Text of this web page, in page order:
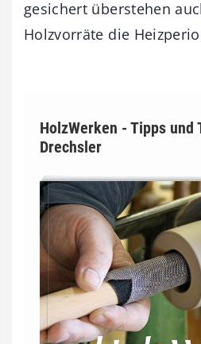
gesichert überstehen
Holzvorräte die
HolzWerken - Tipps und
Drechsler